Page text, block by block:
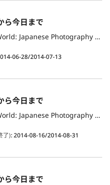
ら今日まで
Gazing at the Contemporary World: Japanese Photography from the 1970s to the Present
06-28/2014-07-13
ら今日まで
Gazing at the Contemporary World: Japanese Photography from the 1970s to the Present
了):2014-08-16/2014-08-31
ら今日まで